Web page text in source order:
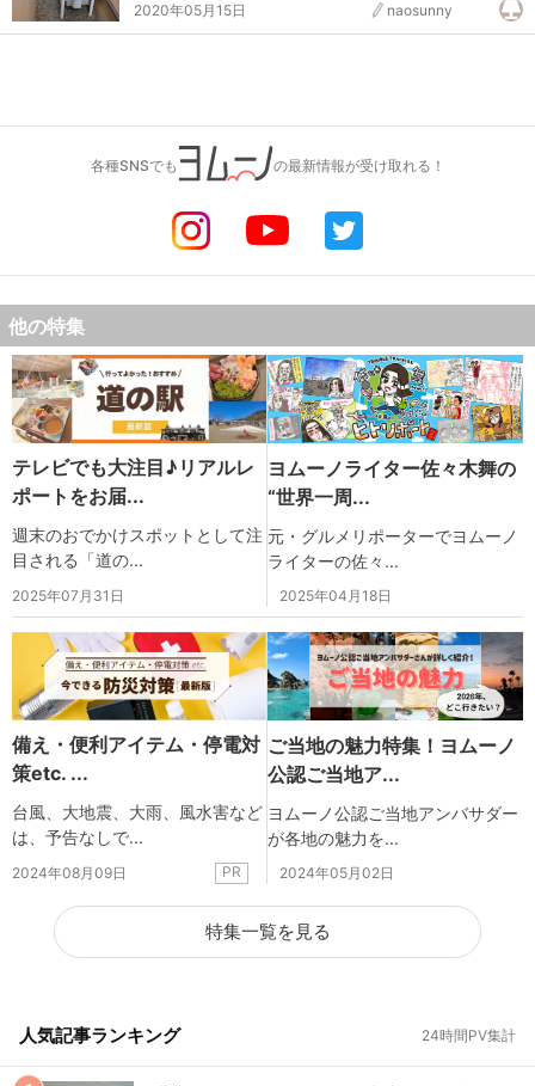
2020年05月15日 naosunny
各種SNSでも の最新情報が受け取れる！
他の特集
テレビでも大注目♪リアルレ
ポートをお届...
週末のおでかけスポットとして注
目される「道の...
2025年07月31日
ヨムーノライター佐々木舞の
“世界一周...
元・グルメリポーターでヨムーノ
ライターの佐々...
2025年04月18日
備え・便利アイテム・停電対
策etc. ...
台風、大地震、大雨、風水害など
は、予告なしで...
2024年08月09日 PR
ご当地の魅力特集！ヨムーノ
公認ご当地ア...
ヨムーノ公認ご当地アンバサダー
が各地の魅力を...
2024年05月02日
特集一覧を見る
人気記事ランキング 24時間PV集計